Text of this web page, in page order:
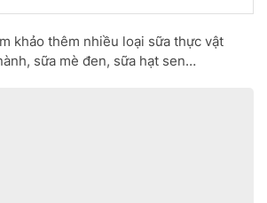
khảo thêm nhiều loại sữa thực vật
sữa mè đen, sữa hạt sen…